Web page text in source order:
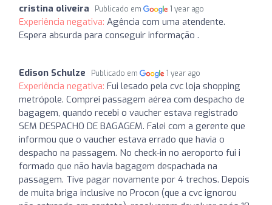
cristina oliveira Publicado em 1 year ago
Experiência negativa: Agência com uma atendente.
Espera absurda para conseguir informação .
Edison Schulze Publicado em 1 year ago
Experiência negativa: Fui lesado pela cvc loja shopping
metrópole. Comprei passagem aérea com despacho de
bagagem, quando recebi o vaucher estava registrado
SEM DESPACHO DE BAGAGEM. Falei com a gerente que
informou que o vaucher estava errado que havia o
despacho na passagem. No check-in no aeroporto fui i
formado que não havia bagagem despachada na
passagem. Tive pagar novamente por 4 trechos. Depois
de muita briga inclusive no Procon (que a cvc ignorou